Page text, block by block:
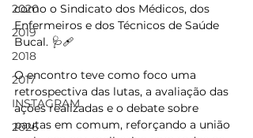
2020
2019
2018
2017
INSTAGRAM
2026
como o Sindicato dos Médicos, dos
Enfermeiros e dos Técnicos de Saúde
Bucal. 🩺🩹
O encontro teve como foco uma
retrospectiva das lutas, a avaliação das
ações realizadas e o debate sobre
pautas em comum, reforçando a união